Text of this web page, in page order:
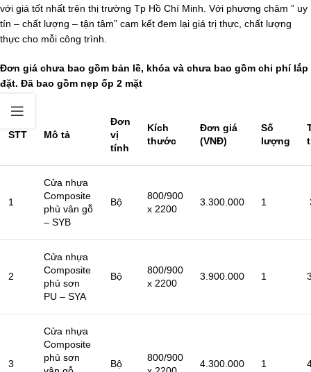
với giá tốt nhất trên thị trường Tp Hồ Chí Minh. Với phương châm ” uy
tín – chất lượng – tận tâm” cam kết đem lại giá trị thực, chất lượng
thực cho mỗi công trình.
Đơn giá chưa bao gồm bản lề, khóa và chưa bao gồm chi phí lắp
đặt. Đã bao gồm nẹp ốp 2 mặt
STT Mô tả
Đơn
vị
tính
Kích
thước
Đơn giá
(VNĐ)
Số
lượng
1
Cửa nhựa
Composite
phủ vân gỗ
– SYB
Bộ
800/900
x 2200
3.300.000 1
2
Cửa nhựa
Composite
phủ sơn
PU – SYA
Bộ
800/900
x 2200
3.900.000 1
3
Cửa nhựa
Composite
phủ sơn
Bộ
800/900
4.300.000 1